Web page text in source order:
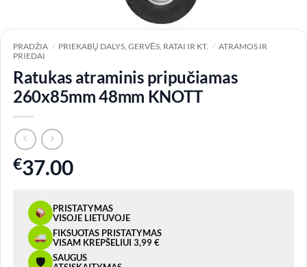
PRADŽIA / PRIEKABŲ DALYS, GERVĖS, RATAI IR KT. / ATRAMOS IR
PRIEDAI
Ratukas atraminis pripučiamas
260x85mm 48mm KNOTT
€37.00
PRISTATYMAS
VISOJE LIETUVOJE
FIKSUOTAS PRISTATYMAS
VISAM KREPŠELIUI 3,99 €
🛡
SAUGUS